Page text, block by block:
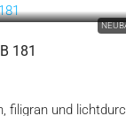
181
filigran und